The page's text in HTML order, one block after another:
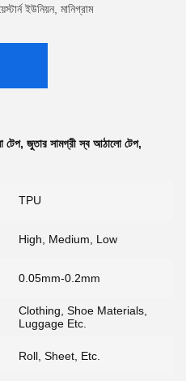
ইউনিয়ন, মানিগ্রাম
টেপ, জুতার সামগ্রী স্ব আঠালো টেপ,
TPU
High, Medium, Low
0.05mm-0.2mm
Clothing, Shoe Materials,
Luggage Etc.
Roll, Sheet, Etc.